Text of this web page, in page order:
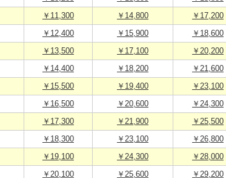
￥11,300 ￥14,800 ￥17,200
￥12,400 ￥15,900 ￥18,600
￥13,500 ￥17,100 ￥20,200
￥14,400 ￥18,200 ￥21,600
￥15,500 ￥19,400 ￥23,100
￥16,500 ￥20,600 ￥24,300
￥17,300 ￥21,900 ￥25,500
￥18,300 ￥23,100 ￥26,800
￥19,100 ￥24,300 ￥28,000
￥20,100 ￥25,600 ￥29,200